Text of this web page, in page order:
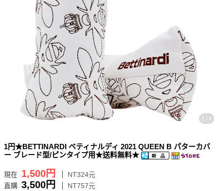
1 / 4
1円★BETTINARDI ベティナルディ 2021 QUEEN B パターカバ
ー ブレード型/ピンタイプ用★送料無料★
現在 1,500円
NT324元
直購 3,500円 NT757元